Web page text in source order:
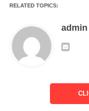
yang banyak ditumbuhi
tua serta kering banyak
sangat mudah
terpakai tertimbun
tersebut menjadikan
RELATED TOPICS:
admin